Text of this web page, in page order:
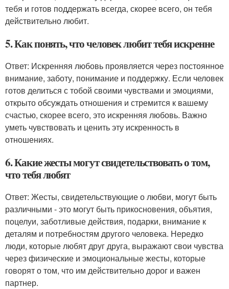
тебя и готов поддержать всегда, скорее всего, он тебя
действительно любит.
5. Как понять, что человек любит тебя искренне
Ответ: Искренняя любовь проявляется через постоянное
внимание, заботу, понимание и поддержку. Если человек
готов делиться с тобой своими чувствами и эмоциями,
открыто обсуждать отношения и стремится к вашему
счастью, скорее всего, это искренняя любовь. Важно
уметь чувствовать и ценить эту искренность в
отношениях.
6. Какие жесты могут свидетельствовать о том,
что тебя любят
Ответ: Жесты, свидетельствующие о любви, могут быть
различными - это могут быть прикосновения, объятия,
поцелуи, заботливые действия, подарки, внимание к
деталям и потребностям другого человека. Нередко
люди, которые любят друг друга, выражают свои чувства
через физические и эмоциональные жесты, которые
говорят о том, что им действительно дорог и важен
партнер.